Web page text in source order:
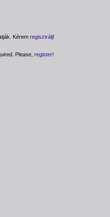
Kérem regisztrálj!
Please, register!